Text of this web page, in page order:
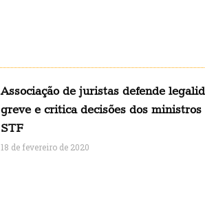
Associação de juristas defende
greve e critica decisões dos ministros
STF
18 de fevereiro de 2020